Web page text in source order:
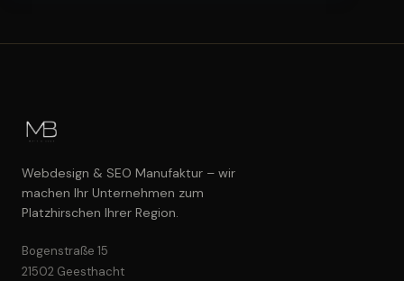
Webdesign & SEO Manufaktur – wir
machen Ihr Unternehmen zum
Platzhirschen Ihrer Region.
Bogenstraße 15
21502 Geesthacht